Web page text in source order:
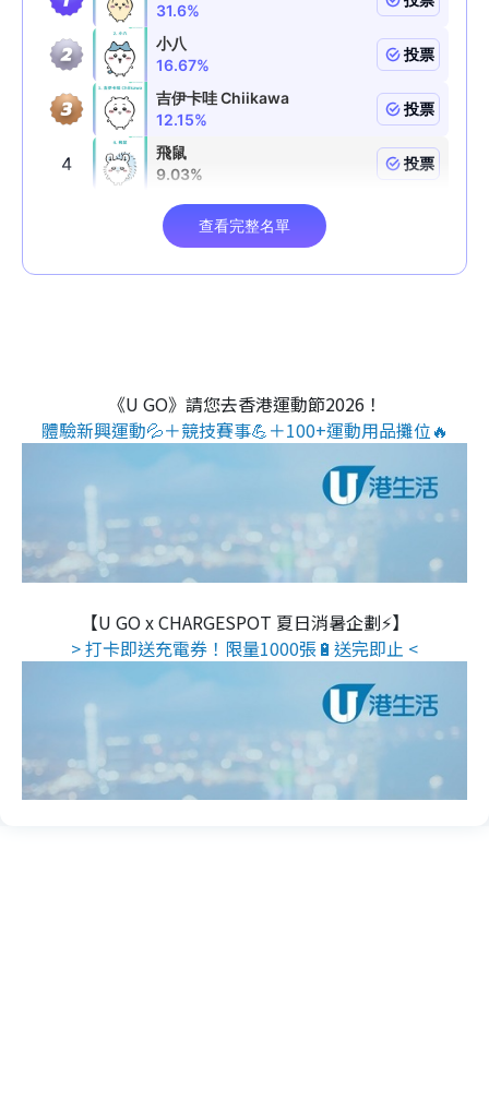
《U GO》請您去香港運動節2026！
體驗新興運動💦＋競技賽事💪＋100+運動用品攤位🔥
【U GO x CHARGESPOT 夏日消暑企劃⚡】
> 打卡即送充電券！限量1000張🔋送完即止 <